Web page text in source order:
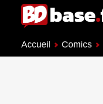
Accueil Comics